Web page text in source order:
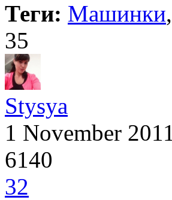
Теги: Машинки,
35
Stysya
1 November 2011
6140
32